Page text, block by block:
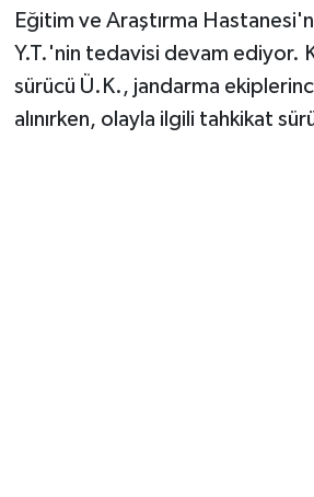
Eğitim ve Araştırma
Y.T.'nin tedavisi devam ediyor.
sürücü Ü.K., jandarma
alınırken, olayla ilgili tahkikat